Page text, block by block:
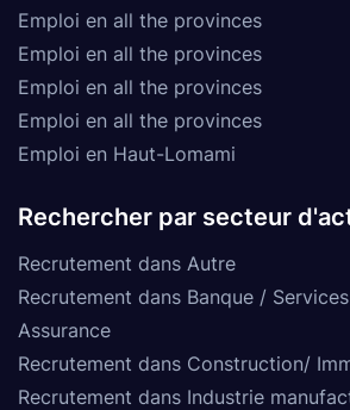
Emploi en all the provinces
Emploi en all the provinces
Emploi en all the provinces
Emploi en all the provinces
Emploi en Haut-Lomami
Rechercher par secteur
Recrutement dans Autre
Recrutement dans Banque /
Assurance
Recrutement dans Construction/
Recrutement dans Industrie